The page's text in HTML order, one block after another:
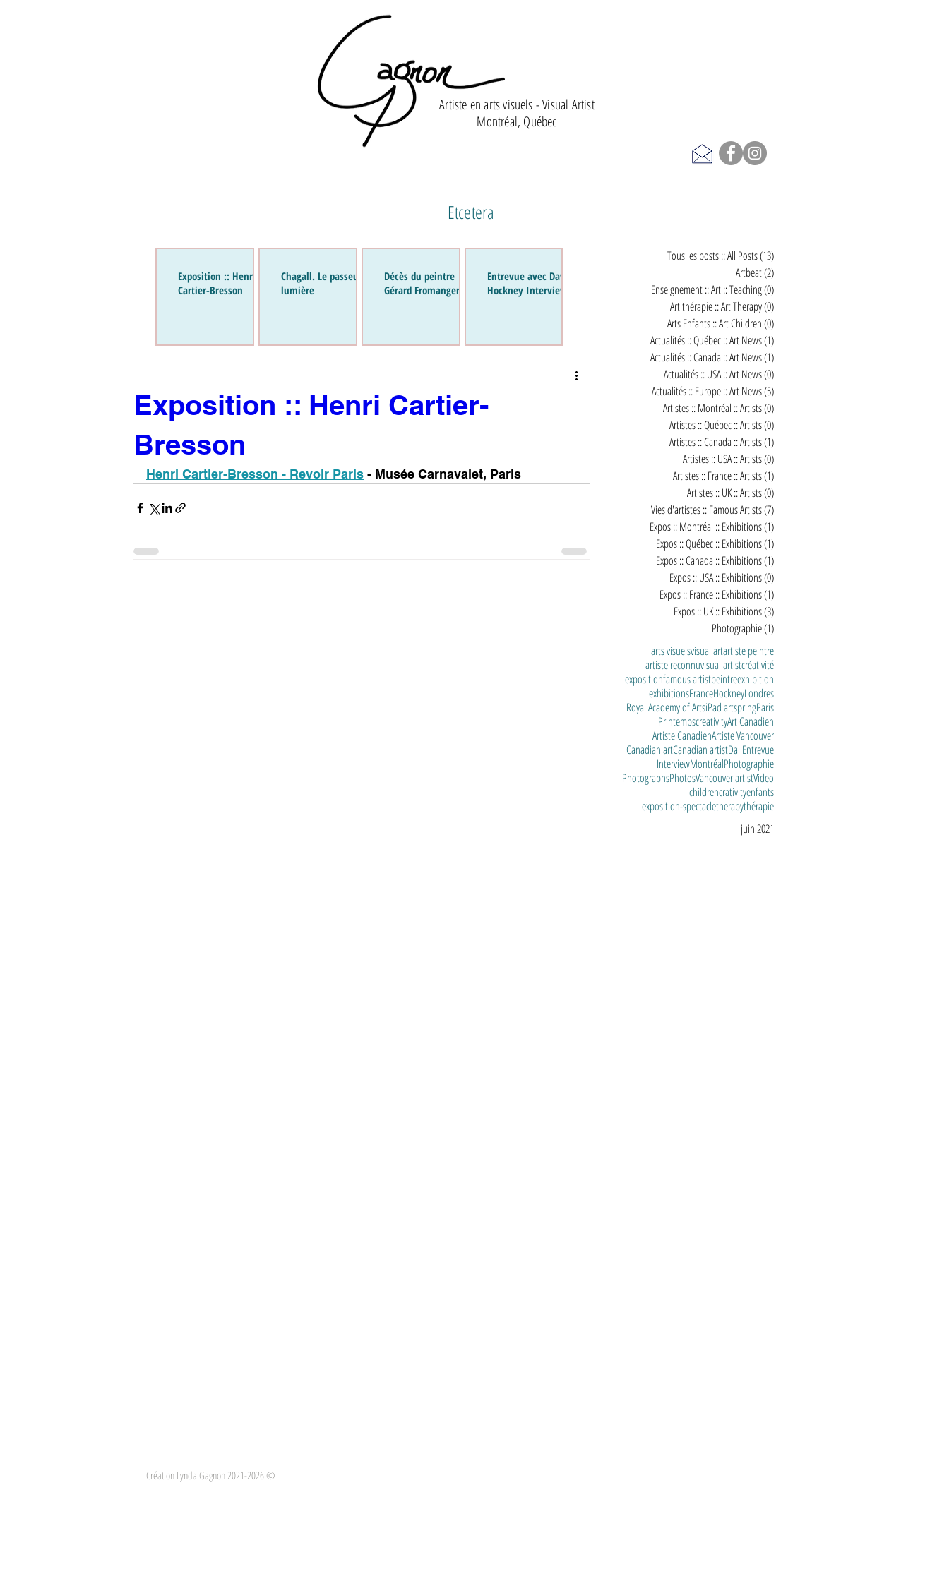
Artiste en arts visuels - Visual Artist
Montréal, Québec
Etcetera
Exposition :: Henri
Cartier-Bresson
Chagall. Le passeur de
lumière
Décès du peintre
Gérard Fromanger
Entrevue avec David
Hockney Interview
Exposition :: Henri Cartier-
Bresson
Henri Cartier-Bresson - Revoir Paris - Musée Carnavalet, Paris
Tous les posts :: All Posts(13)
Artbeat(2)
Enseignement :: Art :: Teaching(0)
Art thérapie :: Art Therapy(0)
Arts Enfants :: Art Children(0)
Actualités :: Québec :: Art News(1)
Actualités :: Canada :: Art News(1)
Actualités :: USA :: Art News(0)
Actualités :: Europe :: Art News(5)
Artistes :: Montréal :: Artists(0)
Artistes :: Québec :: Artists(0)
Artistes :: Canada :: Artists(1)
Artistes :: USA :: Artists(0)
Artistes :: France :: Artists(1)
Artistes :: UK :: Artists(0)
Vies d'artistes :: Famous Artists(7)
Expos :: Montréal :: Exhibitions(1)
Expos :: Québec :: Exhibitions(1)
Expos :: Canada :: Exhibitions(1)
Expos :: USA :: Exhibitions(0)
Expos :: France :: Exhibitions(1)
Expos :: UK :: Exhibitions(3)
Photographie(1)
arts visuelsvisual artartiste peintre
artiste reconnuvisual artistcréativité
expositionfamous artistpeintreexhibition
exhibitionsFranceHockneyLondres
Royal Academy of ArtsiPad artspringParis
PrintempscreativityArt Canadien
Artiste CanadienArtiste Vancouver
Canadian artCanadian artistDaliEntrevue
InterviewMontréalPhotographie
PhotographsPhotosVancouver artistVideo
childrencrativityenfants
exposition-spectacletherapythérapie
juin 2021
Création Lynda Gagnon 2021-2026 ©